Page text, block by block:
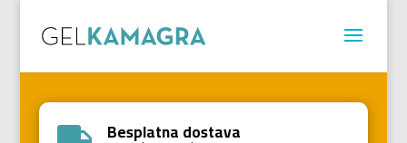
Besplatna dostava